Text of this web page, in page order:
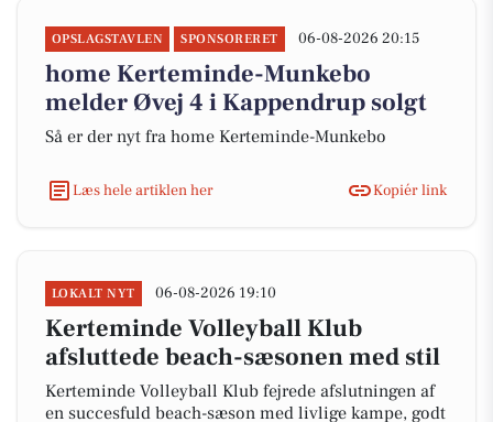
OPSLAGSTAVLEN SPONSORERET 06-08-2026 20:15
home Kerteminde-Munkebo
melder Øvej 4 i Kappendrup solgt
Så er der nyt fra home Kerteminde-Munkebo
Læs hele artiklen her Kopiér link
LOKALT NYT 06-08-2026 19:10
Kerteminde Volleyball Klub
afsluttede beach-sæsonen med stil
Kerteminde Volleyball Klub fejrede afslutningen af
en succesfuld beach-sæson med livlige kampe, godt